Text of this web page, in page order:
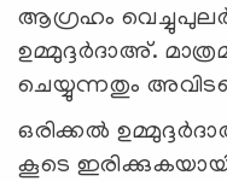
ആഗ്രഹം
ഉമ്മുദ്ദർദാഅ്.
ചെയ്യുന്നതും
ഒരിക്കൽ
കൂടെ